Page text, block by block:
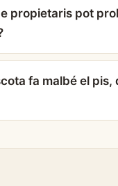
propietaris pot
fa malbé el pis,